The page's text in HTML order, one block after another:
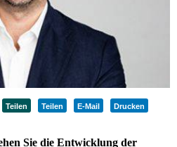
Teilen Teilen E-Mail Drucken
Sie die Entwicklung der